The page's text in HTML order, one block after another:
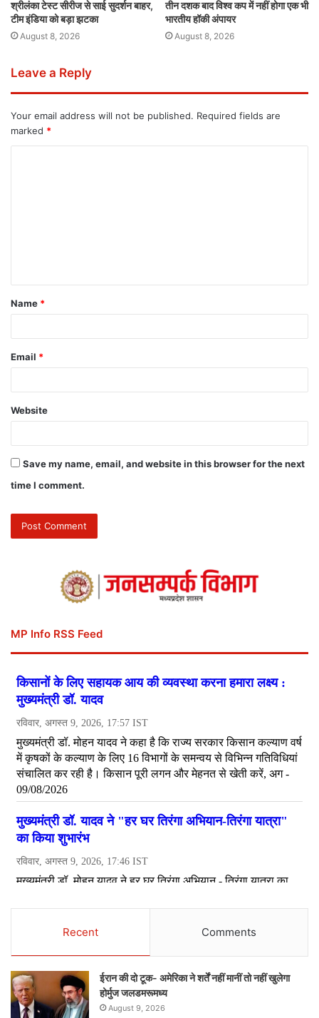
श्रीलंका टेस्ट सीरीज से साई सुदर्शन बाहर,
टीम इंडिया को बड़ा झटका
August 8, 2026
तीन दशक बाद विश्व कप में नहीं होगा एक भी
भारतीय हॉकी अंपायर
August 8, 2026
Leave a Reply
Your email address will not be published. Required fields are
marked *
Name *
Email *
Website
Save my name, email, and website in this browser for the next
time I comment.
MP Info RSS Feed
Recent Comments
ईरान की दो टूक- अमेरिका ने शर्तें नहीं मानीं तो नहीं खुलेगा
होर्मुज जलडमरूमध्य
August 9, 2026